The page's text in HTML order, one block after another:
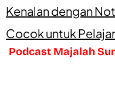
Kenalan dengan
Cocok untuk Pelajar
Podcast Majalah